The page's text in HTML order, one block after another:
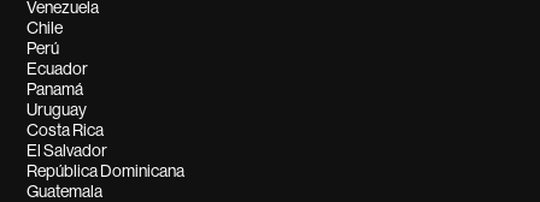
Venezuela
Chile
Perú
Ecuador
Panamá
Uruguay
Costa Rica
El Salvador
República Dominicana
Guatemala